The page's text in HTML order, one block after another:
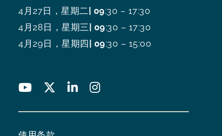
4月27日，星期二| 09:30 – 17:30
4月28日，星期三| 09:30 – 17:30
4月29日，星期四| 09:30 – 15:00